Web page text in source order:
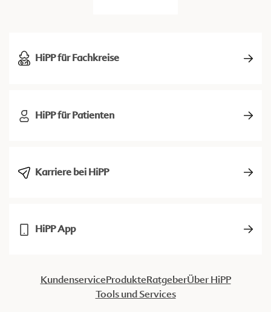
HiPP für Fachkreise
HiPP für Patienten
Karriere bei HiPP
HiPP App
KundenserviceProdukteRatgeberÜber HiPP
Tools und Services